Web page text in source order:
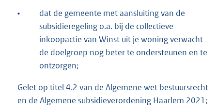
•
dat de gemeente met aansluiting van de
subsidieregeling o.a. bij de collectieve
inkoopactie van Winst uit je woning verwacht
de doelgroep nog beter te ondersteunen en te
ontzorgen;
Gelet op titel 4.2 van de Algemene wet bestuursrecht
en de Algemene subsidieverordening Haarlem 2021;